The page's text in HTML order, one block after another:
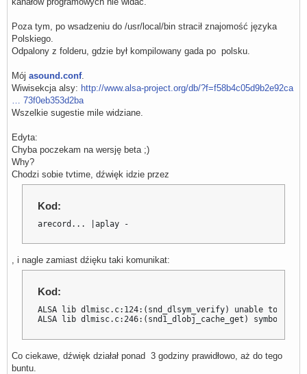
Poza tym, po wsadzeniu do /usr/local/bin stracił znajomość języka
Polskiego.
Odpalony z folderu, gdzie był kompilowany gada po polsku.
Mój asound.conf.
Wiwisekcja alsy: http://www.alsa-project.org/db/?f=f58b4c05d9b2e92ca
… 73f0eb353d2ba
Wszelkie sugestie mile widziane.
Edyta:
Chyba poczekam na wersję beta ;)
Why?
Chodzi sobie tvtime, dźwięk idzie przez
Kod:
arecord... |aplay -
, i nagle zamiast dźięku taki komunikat:
Kod:
ALSA lib dlmisc.c:124:(snd_dlsym_verify) unable to verify
ALSA lib dlmisc.c:246:(snd1_dlobj_cache_get) symbol
Co ciekawe, dźwięk działał ponad 3 godziny prawidłowo, aż do tego
buntu.